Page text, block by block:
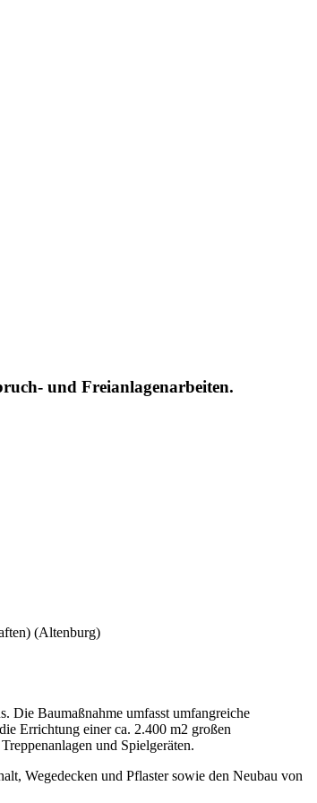
und Freianlagenarbeiten.
(Altenburg)
Die Baumaßnahme umfasst umfangreiche
Errichtung einer ca. 2.400 m2 großen
und Spielgeräten.
Wegedecken und Pflaster sowie den Neubau von